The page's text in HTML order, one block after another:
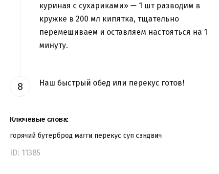
куриная с сухариками» — 1 шт разводим в
кружке в 200 мл кипятка, тщательно
перемешиваем и оставляем настояться на 1
минуту.
Наш быстрый обед или перекус готов!
Ключевые слова:
горячий бутерброд магги перекус суп сэндвич
ID: 11385